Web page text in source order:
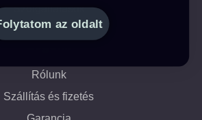
Szolgáltatások
Rólunk
Szállítás és fizetés
az oldalt